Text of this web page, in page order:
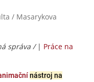
/ Masarykova
správa / | Práce na
nástroj na